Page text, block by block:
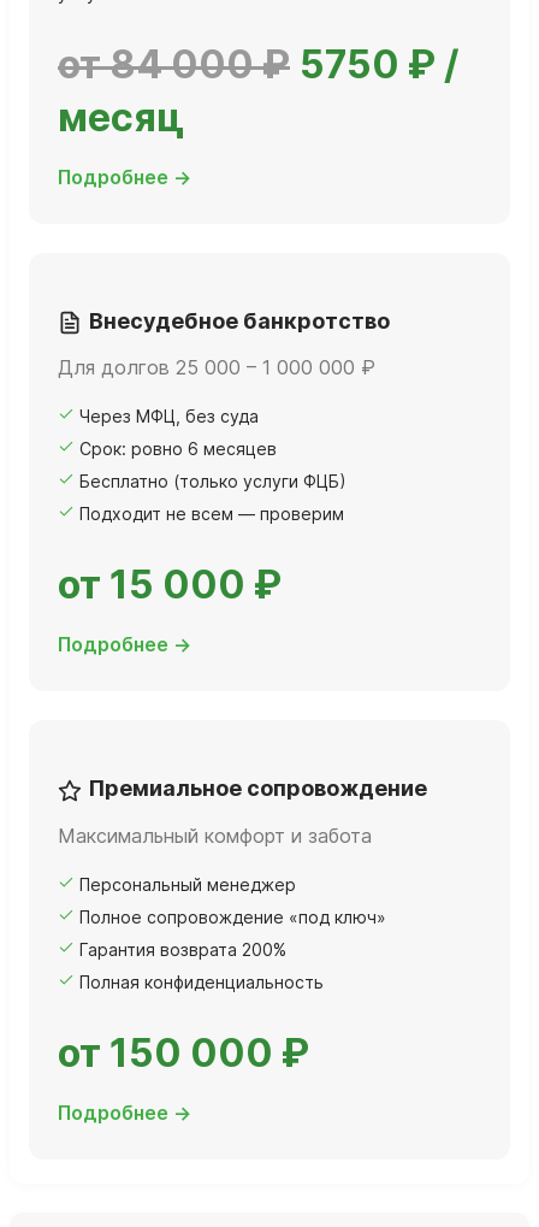
от 84 000 ₽ 5750 ₽ /
месяц
Подробнее →
Внесудебное банкротство
Для долгов 25 000 – 1 000 000 ₽
Через МФЦ, без суда
Срок: ровно 6 месяцев
Бесплатно (только услуги ФЦБ)
Подходит не всем — проверим
от 15 000 ₽
Подробнее →
Премиальное сопровождение
Максимальный комфорт и забота
Персональный менеджер
Полное сопровождение «под ключ»
Гарантия возврата 200%
Полная конфиденциальность
от 150 000 ₽
Подробнее →